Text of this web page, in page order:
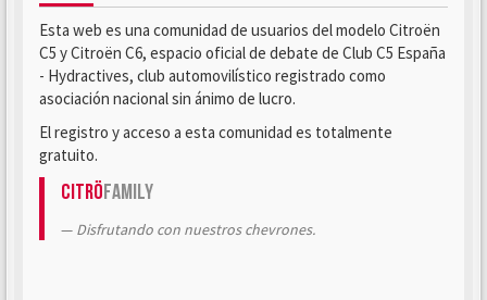
Esta web es una comunidad de usuarios del modelo Citroën
C5 y Citroën C6, espacio oficial de debate de Club C5 España
- Hydractives, club automovilístico registrado como
asociación nacional sin ánimo de lucro.
El registro y acceso a esta comunidad es totalmente
gratuito.
CitröFamily
Disfrutando con nuestros chevrones.